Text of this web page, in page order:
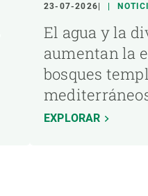
23-07-2026
El agua y la
aumentan la
bosques
EXPLORAR